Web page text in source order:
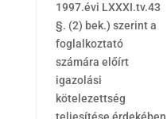
1997.évi LXXXI.tv.43
§. (2) bek.) szerint a
foglalkoztató
számára előírt
igazolási
kötelezettség